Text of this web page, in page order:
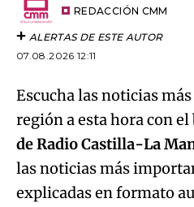
REDACCIÓN CMM
ALERTAS DE ESTE AUTOR
07.08.2026 12:11
Escucha las noticias
región a esta hora con el
de Radio Castilla-La
las noticias más
explicadas en formato